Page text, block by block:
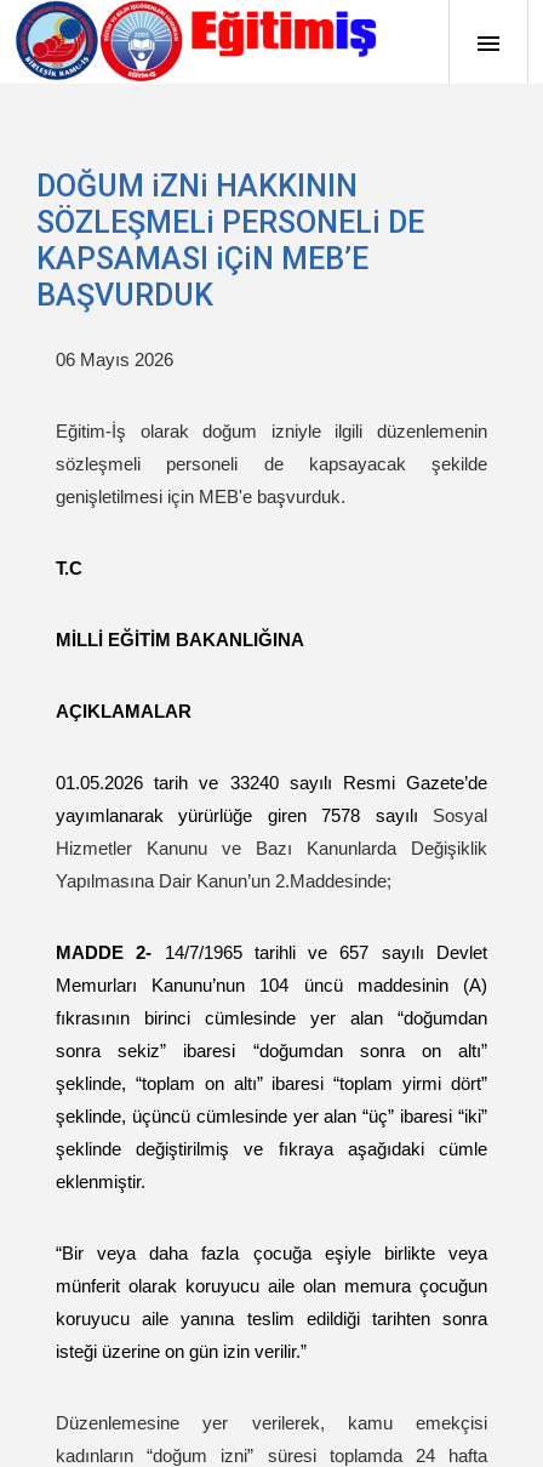
DOĞUM iZNi HAKKININ
SÖZLEŞMELi PERSONELi DE
KAPSAMASI iÇiN MEB’E
BAŞVURDUK
06 Mayıs 2026
Eğitim-İş olarak doğum izniyle ilgili düzenlemenin
sözleşmeli personeli de kapsayacak şekilde
genişletilmesi için MEB'e başvurduk.
T.C
MİLLİ EĞİTİM BAKANLIĞINA
AÇIKLAMALAR
01.05.2026 tarih ve 33240 sayılı Resmi Gazete’de
yayımlanarak yürürlüğe giren 7578 sayılı Sosyal
Hizmetler Kanunu ve Bazı Kanunlarda Değişiklik
Yapılmasına Dair Kanun’un 2.Maddesinde;
MADDE 2- 14/7/1965 tarihli ve 657 sayılı Devlet
Memurları Kanunu’nun 104 üncü maddesinin (A)
fıkrasının birinci cümlesinde yer alan “doğumdan
sonra sekiz” ibaresi “doğumdan sonra on altı”
şeklinde, “toplam on altı” ibaresi “toplam yirmi dört”
şeklinde, üçüncü cümlesinde yer alan “üç” ibaresi “iki”
şeklinde değiştirilmiş ve fıkraya aşağıdaki cümle
eklenmiştir.
“Bir veya daha fazla çocuğa eşiyle birlikte veya
münferit olarak koruyucu aile olan memura çocuğun
koruyucu aile yanına teslim edildiği tarihten sonra
isteği üzerine on gün izin verilir.”
Düzenlemesine yer verilerek, kamu emekçisi
kadınların “doğum izni” süresi toplamda 24 hafta